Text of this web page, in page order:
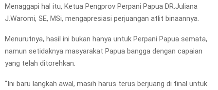
Menaggapi hal itu, Ketua Pengprov Perpani Papua DR.Juliana
J.Waromi, SE, MSi, mengapresiasi perjuangan atlit binaannya.
Menurutnya, hasil ini bukan hanya untuk Perpani Papua semata,
namun setidaknya masyarakat Papua bangga dengan capaian
yang telah ditorehkan.
“Ini baru langkah awal, masih harus terus berjuang di final untuk